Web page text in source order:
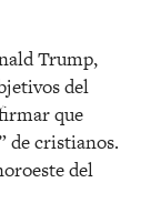
Trump,
del
que
de cristianos.
del